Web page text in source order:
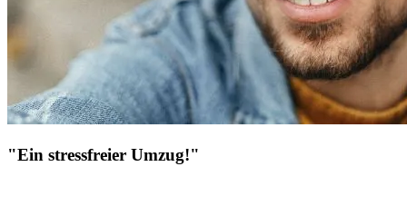
"Ein stressfreier Umzug!"